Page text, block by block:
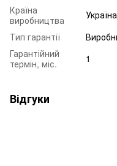
Країна
виробництва
Україна
Тип гарантії
Гарантійний
термін, міс.
1
Відгуки